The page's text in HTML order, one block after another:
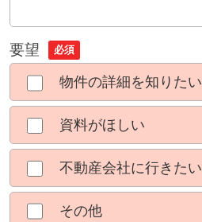
要望 必須
物件の詳細を知りたい
資料がほしい
不動産会社に行きたい
その他